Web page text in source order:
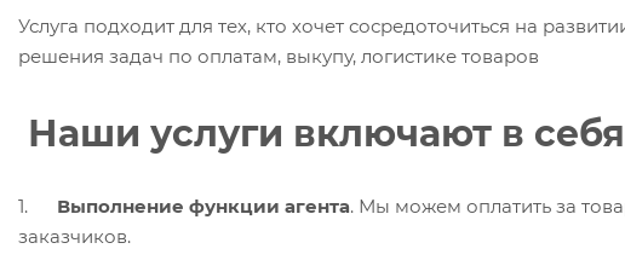
Услуга подходит для тех, кто хочет сосредоточиться на
решения задач по оплатам, выкупу, логистике товаров
Наши услуги включают в
1. Выполнение функции агента. Мы можем оплатить за
заказчиков.